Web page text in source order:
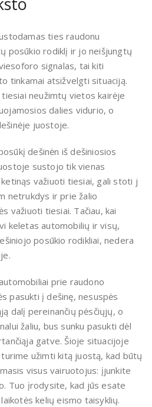
ties raudonu
posūkio rodiklį ir jo neišjungtų
signalas, tai kiti
tinkamai atsižvelgti situaciją.
neužimtų vietos kairėje
dalies vidurio, o
juostoje.
dešinėn iš dešiniosios
sustojo tik vienas
važiuoti tiesiai, gali stoti j
netrukdys ir prie žalio
važiuoti tiesiai. Tačiau, kai
keletas automobilių ir visų,
posūkio rodikliai, nedera
prie raudono
pasukti į dešinę, nesuspės
dalį pereinančių pėsčiųjų, o
žaliu, bus sunku pasukti dėl
gatve. Šioje situacijoje
užimti kitą juostą, kad būtų
visus vairuotojus: įjunkite
Tuo įrodysite, kad jūs esate
kelių eismo taisyklių.